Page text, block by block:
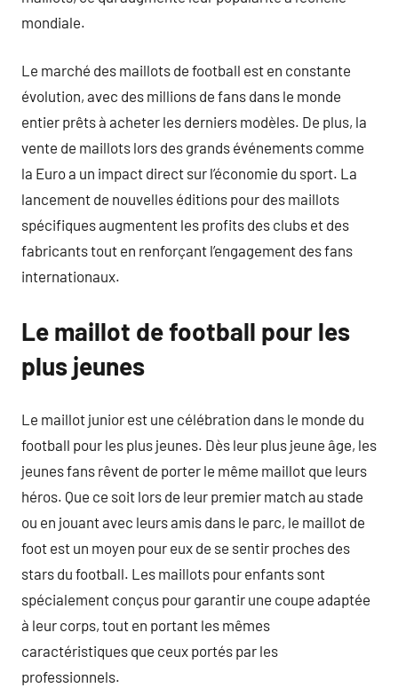
mondiale.
Le marché des maillots de football est en constante
évolution, avec des millions de fans dans le monde
entier prêts à acheter les derniers modèles. De plus, la
vente de maillots lors des grands événements comme
la Euro a un impact direct sur l’économie du sport. La
lancement de nouvelles éditions pour des maillots
spécifiques augmentent les profits des clubs et des
fabricants tout en renforçant l’engagement des fans
internationaux.
Le maillot de football pour les
plus jeunes
Le maillot junior est une célébration dans le monde du
football pour les plus jeunes. Dès leur plus jeune âge, les
jeunes fans rêvent de porter le même maillot que leurs
héros. Que ce soit lors de leur premier match au stade
ou en jouant avec leurs amis dans le parc, le maillot de
foot est un moyen pour eux de se sentir proches des
stars du football. Les maillots pour enfants sont
spécialement conçus pour garantir une coupe adaptée
à leur corps, tout en portant les mêmes
caractéristiques que ceux portés par les
professionnels.